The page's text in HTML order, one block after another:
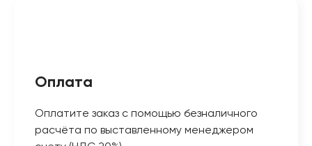
Оплата
Оплатите заказ с помощью безналичного
расчёта по выставленному менеджером